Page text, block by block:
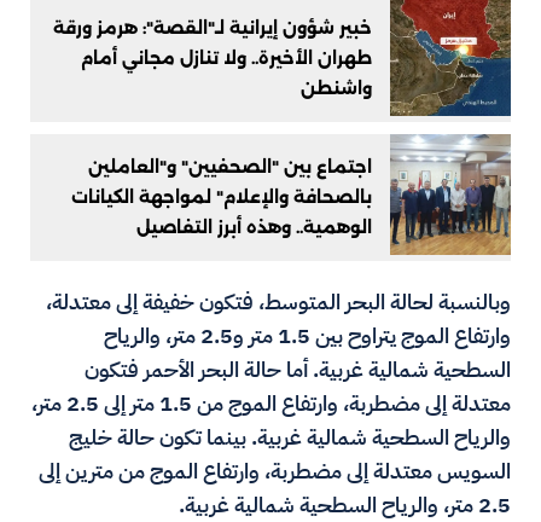
خبير شؤون إيرانية لـ"القصة": هرمز ورقة
طهران الأخيرة.. ولا تنازل مجاني أمام
واشنطن
اجتماع بين "الصحفيين" و"العاملين
بالصحافة والإعلام" لمواجهة الكيانات
الوهمية.. وهذه أبرز التفاصيل
وبالنسبة لحالة البحر المتوسط، فتكون خفيفة إلى معتدلة،
وارتفاع الموج يتراوح بين 1.5 متر و2.5 متر، والرياح
السطحية شمالية غربية. أما حالة البحر الأحمر فتكون
معتدلة إلى مضطربة، وارتفاع الموج من 1.5 متر إلى 2.5 متر،
والرياح السطحية شمالية غربية. بينما تكون حالة خليج
السويس معتدلة إلى مضطربة، وارتفاع الموج من مترين إلى
2.5 متر، والرياح السطحية شمالية غربية.